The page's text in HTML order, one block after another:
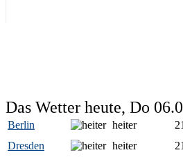
Das Wetter heute, Do
Berlin heiter 21
Dresden
heiter 21